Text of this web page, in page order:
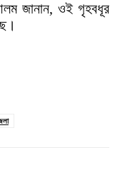
জানান, ওই গৃহবধূর